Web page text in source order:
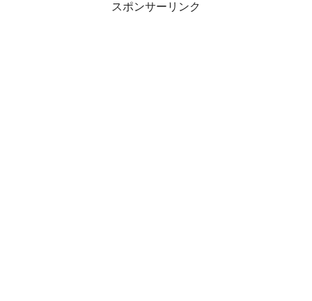
スポンサーリンク